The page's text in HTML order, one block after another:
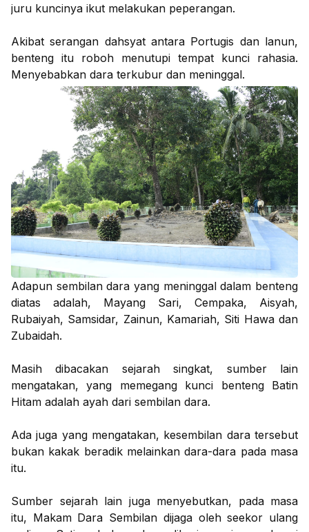
juru kuncinya ikut melakukan peperangan.
Akibat serangan dahsyat antara Portugis dan lanun,
benteng itu roboh menutupi tempat kunci rahasia.
Menyebabkan dara terkubur dan meninggal.
Adapun sembilan dara yang meninggal dalam benteng
diatas adalah, Mayang Sari, Cempaka, Aisyah,
Rubaiyah, Samsidar, Zainun, Kamariah, Siti Hawa dan
Zubaidah.
Masih dibacakan sejarah singkat, sumber lain
mengatakan, yang memegang kunci benteng Batin
Hitam adalah ayah dari sembilan dara.
Ada juga yang mengatakan, kesembilan dara tersebut
bukan kakak beradik melainkan dara-dara pada masa
itu.
Sumber sejarah lain juga menyebutkan, pada masa
itu, Makam Dara Sembilan dijaga oleh seekor ulang